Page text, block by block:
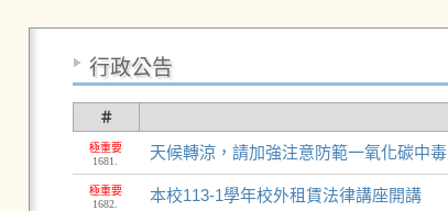
行政公告
＃
極重要
1681.
天候轉涼，請加強注意防範一氧化碳中毒
極重要
1682.
本校113-1學年校外租賃法律講座開講